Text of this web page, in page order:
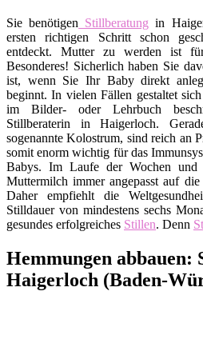
Sie benötigen Stillberatung in
ersten richtigen Schritt schon
entdeckt. Mutter zu werden ist
Besonderes! Sicherlich haben Sie
ist, wenn Sie Ihr Baby direkt
beginnt. In vielen Fällen gestaltet sich
im Bilder- oder Lehrbuch
Stillberaterin in Haigerloch.
sogenannte Kolostrum, sind reich an
somit enorm wichtig für das
Babys. Im Laufe der Wochen und
Muttermilch immer angepasst auf
Daher empfiehlt die
Stilldauer von mindestens sechs
gesundes erfolgreiches Stillen. Denn
Hemmungen
Haigerloch (Baden-